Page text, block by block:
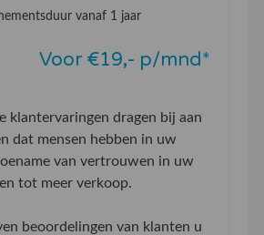
vanaf 1 jaar
Voor €19,- p/mnd*
klantervaringen dragen bij aan
dat mensen hebben in uw
van vertrouwen in uw
tot meer verkoop.
beoordelingen van klanten u